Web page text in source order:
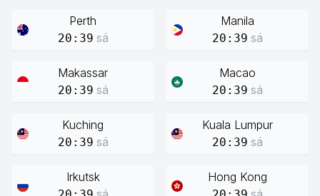
Perth
20:39 sá
Manila
20:39 sá
Makassar
20:39 sá
Macao
20:39 sá
Kuching
20:39 sá
Kuala Lumpur
20:39 sá
Irkutsk Hong Kong